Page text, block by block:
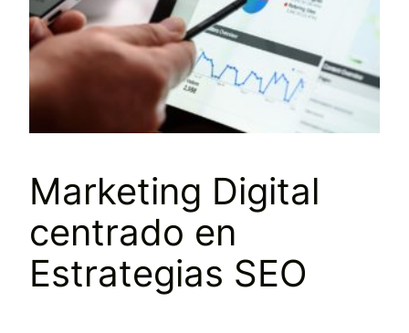
Marketing Digital
centrado en
Estrategias SEO